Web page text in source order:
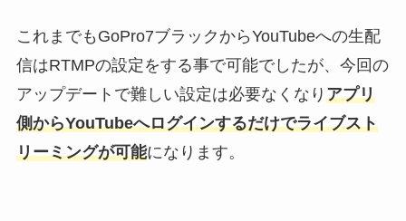
これまでもGoPro7ブラックからYouTubeへの生配
信はRTMPの設定をする事で可能でしたが、今回の
アップデートで難しい設定は必要なくなり アプリ
側からYouTubeへログインするだけでライブスト
リーミングが可能になります。